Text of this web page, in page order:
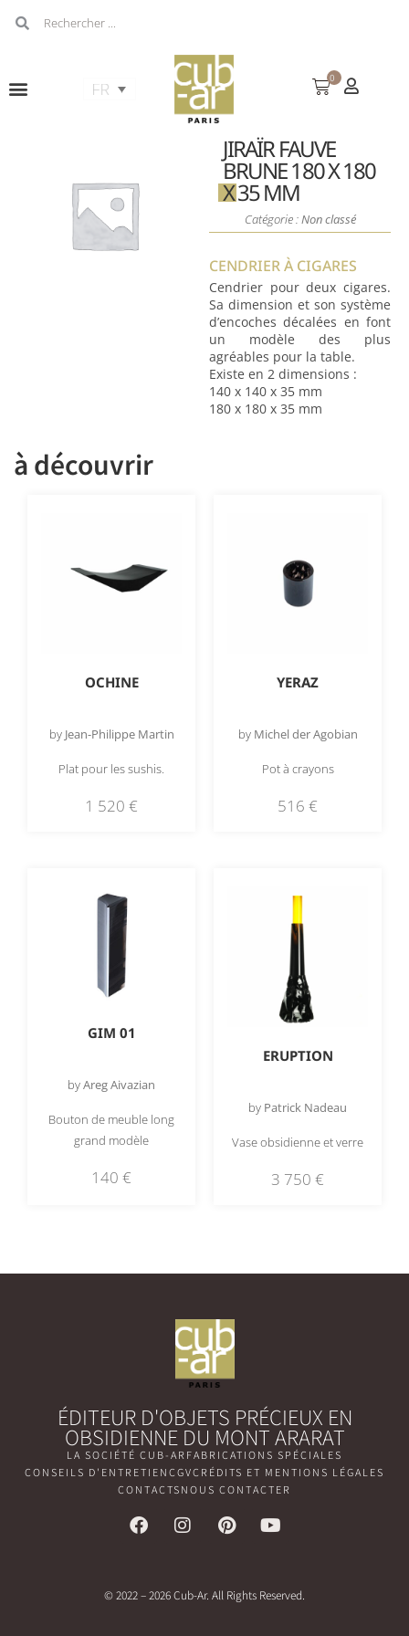
0
JIRAÏR FAUVE
BRUNE 180 X 180
X 35 MM
Catégorie :Non classé
CENDRIER À CIGARES
Cendrier pour deux cigares.
Sa dimension et son système
d’encoches décalées en font
un modèle des plus
agréables pour la table.
Existe en 2 dimensions :
140 x 140 x 35 mm
180 x 180 x 35 mm
à découvrir
OCHINE
by Jean-Philippe Martin
Plat pour les sushis.
1 520 €
YERAZ
by Michel der Agobian
Pot à crayons
516 €
GIM 01
byAreg Aivazian
Bouton de meuble long
grand modèle
140 €
ERUPTION
by Patrick Nadeau
Vase obsidienne et verre
3 750 €
ÉDITEUR D'OBJETS PRÉCIEUX EN
OBSIDIENNE DU MONT ARARAT
LA SOCIÉTÉ CUB-ARFABRICATIONS SPÉCIALES
CONSEILS D'ENTRETIENCGVCRÉDITS ET MENTIONS LÉGALES
CONTACTSNOUS CONTACTER
© 2022 – 2026 Cub-Ar. All Rights Reserved.